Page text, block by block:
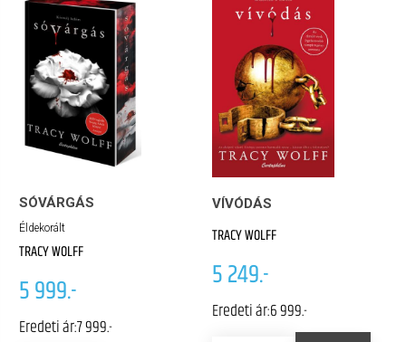
SÓVÁRGÁS
Éldekorált
TRACY WOLFF
5 999.-
Eredeti ár:7 999.-
VÍVÓDÁS
TRACY WOLFF
5 249.-
Eredeti ár:6 999.-